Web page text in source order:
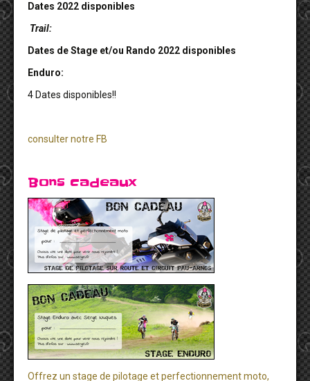
Dates 2022 disponibles
Trail:
Dates de Stage et/ou Rando 2022 disponibles
Enduro:
4 Dates disponibles!!
consulter notre FB
Bons cadeaux
Offrez un stage de pilotage et perfectionnement moto,